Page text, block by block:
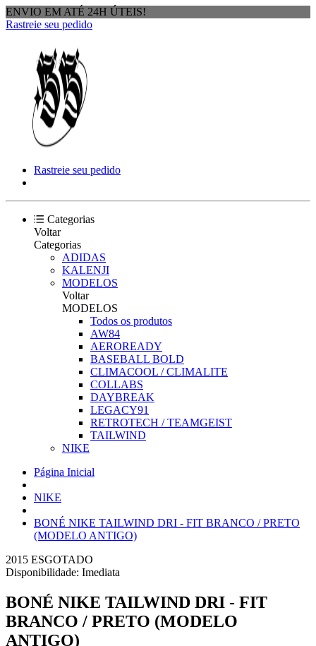
ENVIO EM ATÉ 24H ÚTEIS!
Rastreie seu pedido
Rastreie seu pedido
Categorias
Voltar
Categorias
ADIDAS
KALENJI
MODELOS
Voltar
MODELOS
Todos os produtos
AW84
AEROREADY
BASEBALL BOLD
CLIMACOOL / CLIMALITE
COLLABS
DAYBREAK
LEGACY91
RETROTECH / TEAMGEIST
TAILWIND
NIKE
Página Inicial
NIKE
BONÉ NIKE TAILWIND DRI - FIT BRANCO / PRETO
(MODELO ANTIGO)
2015 ESGOTADO
Disponibilidade: Imediata
BONÉ NIKE TAILWIND DRI - FIT
BRANCO / PRETO (MODELO
ANTIGO)